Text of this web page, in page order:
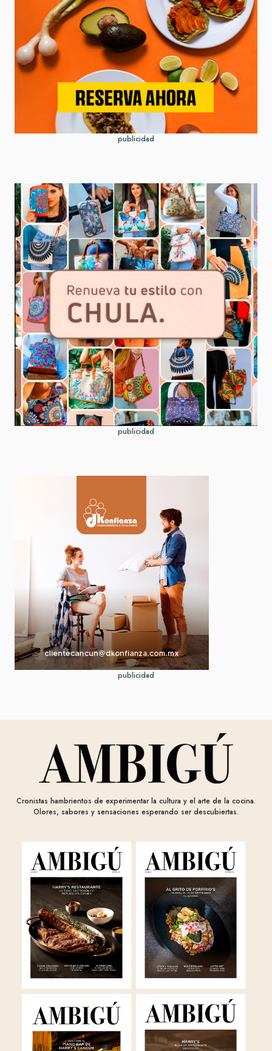
publicidad
publicidad
publicidad
Cronistas hambrientos de experimentar la cultura y el arte de la cocina.
Olores, sabores y sensaciones esperando ser descubiertas.